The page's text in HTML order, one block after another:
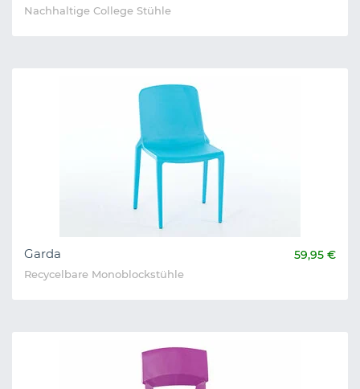
Nachhaltige College Stühle
Garda 59,95 €
Recycelbare Monoblockstühle